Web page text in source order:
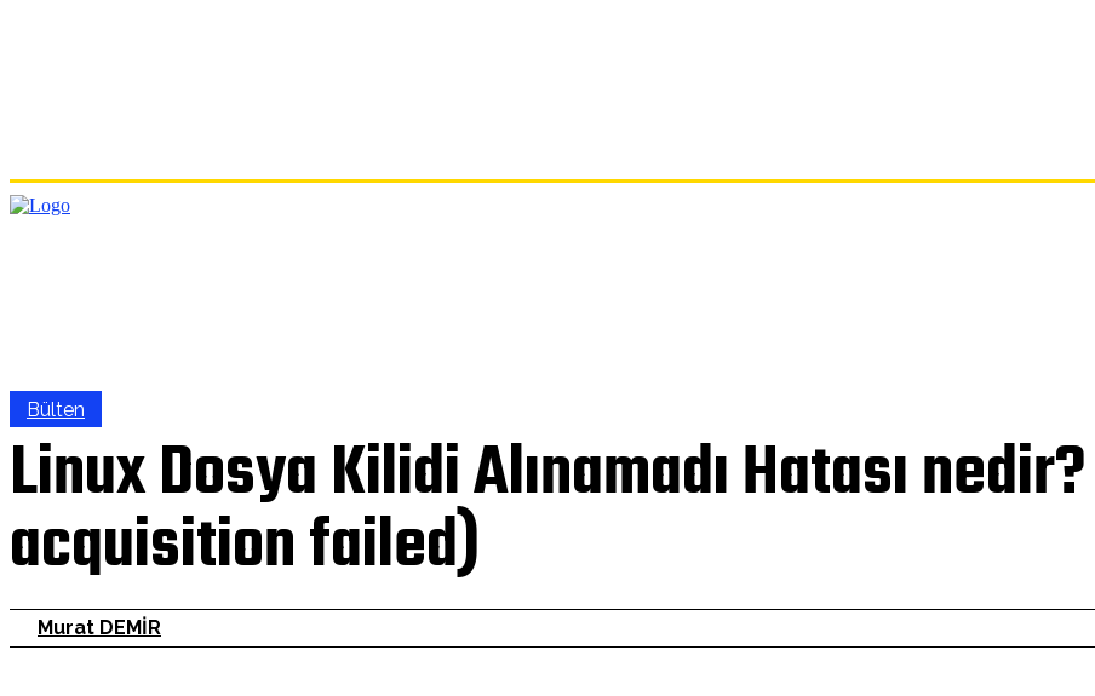
Bülten
Linux Dosya Kilidi Alınamadı Hatası
acquisition failed)
Murat DEMİR